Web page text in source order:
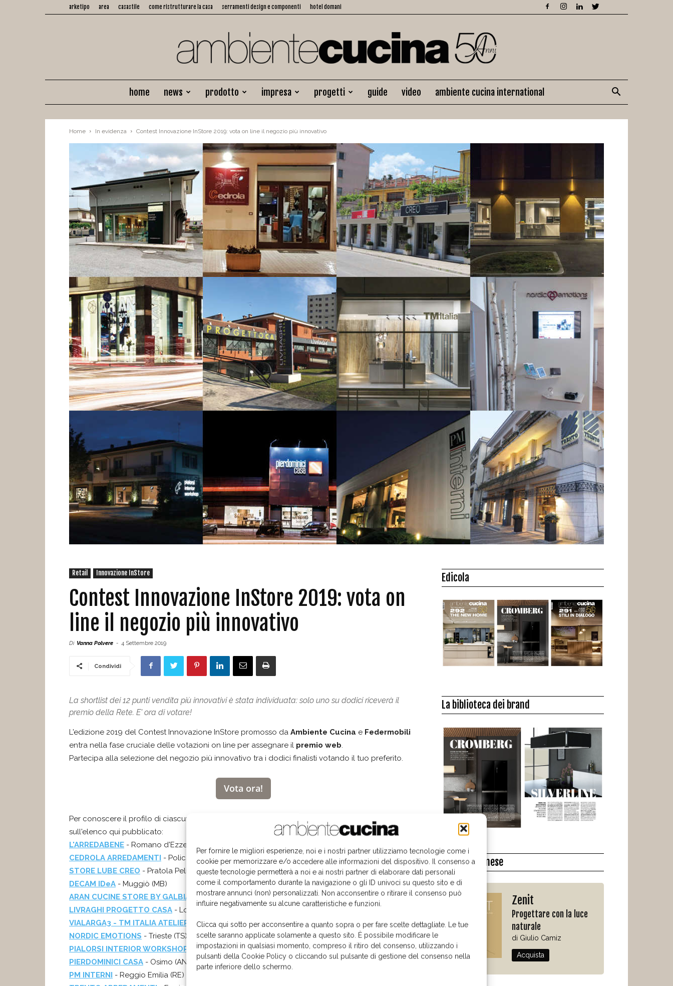
Per fornire le migliori esperienze, noi e i nostri partner utilizziamo tecnologie come i
cookie per memorizzare e/o accedere alle informazioni del dispositivo. Il consenso a
queste tecnologie permetterà a noi e ai nostri partner di elaborare dati personali
come il comportamento durante la navigazione o gli ID univoci su questo sito e di
mostrare annunci (non) personalizzati. Non acconsentire o ritirare il consenso può
influire negativamente su alcune caratteristiche e funzioni.
Clicca qui sotto per acconsentire a quanto sopra o per fare scelte dettagliate. Le tue
scelte saranno applicate solamente a questo sito. È possibile modificare le
impostazioni in qualsiasi momento, compreso il ritiro del consenso, utilizzando i
pulsanti della Cookie Policy o cliccando sul pulsante di gestione del consenso nella
parte inferiore dello schermo.
arketipo area casastile come ristrutturare la casa serramenti design e componenti hotel domani
Ambiente
Cucina
home news prodotto impresa progetti guide video ambiente cucina international
Home In evidenza Contest Innovazione InStore 2019: vota on line il negozio più innovativo
Retail Innovazione InStore
Contest Innovazione InStore 2019: vota on
line il negozio più innovativo
Di Vanna Polvere - 4 Settembre 2019
Condividi
La shortlist dei 12 punti vendita più innovativi è stata individuata: solo uno su dodici riceverà il
premio della Rete. E' ora di votare!
L'edizione 2019 del Contest Innovazione InStore promosso da Ambiente Cucina e Federmobili
entra nella fase cruciale delle votazioni on line per assegnare il premio web.
Partecipa alla selezione del negozio più innovativo tra i dodici finalisti votando il tuo preferito.
Vota ora!
Per conoscere il profilo di ciascuno dei punti vendita finalisti e avere maggiori informazioni clicca
sull'elenco qui pubblicato:
L'ARREDABENE - Romano d'Ezzelino (VI)
CEDROLA ARREDAMENTI - Policastro Bussentino (SA)
STORE LUBE CREO - Pratola Peligna (AQ)
DECAM IDeA - Muggiò (MB)
ARAN CUCINE STORE BY GALBIATI ARREDA- Milano (MI)
LIVRAGHI PROGETTO CASA - Lodi (LO)
VIALARGA3 - TM ITALIA ATELIER MILANO BY MAURI&MAURI- Milano (MI)
NORDIC EMOTIONS - Trieste (TS)
PIALORSI INTERIOR WORKSHOP
- Monticelli d'Ongina (PC)
PIERDOMINICI CASA - Osimo (AN)
PM INTERNI - Reggio Emilia (RE)
Edicola
La biblioteca dei brand
Il libro del mese
Zenit
Progettare con la luce
naturale
di Giulio Camiz
Acquista